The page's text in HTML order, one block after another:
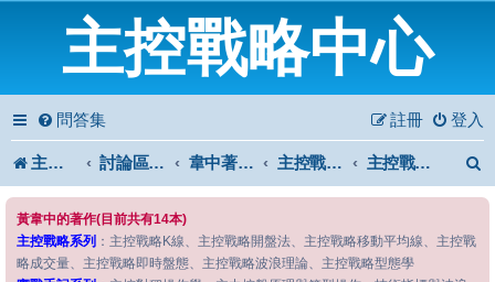
主控戰略中心
問答集 登入
註冊
主控戰略中心 討論區首頁 韋中著作問答區 主控戰略系列 主控戰略開盤法
黃韋中的著作(目前共有14本)
主控戰略系列 ：主控戰略K線、主控戰略開盤法、主控戰略移動平均線、主控戰
略成交量、主控戰略即時盤態、主控戰略波浪理論、主控戰略型態學